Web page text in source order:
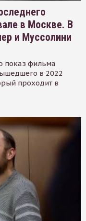
в Москве. В
и Муссолини
показ фильма
в 2022
проходит в